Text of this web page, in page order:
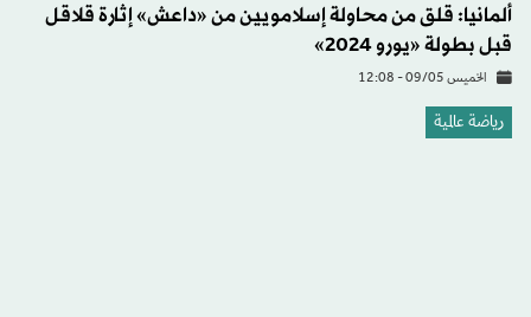
ألمانيا: قلق من محاولة إسلامويين من «داعش» إثارة قلاقل
قبل بطولة «يورو 2024»
الخميس 09/05 - 12:08
رياضة عالمية